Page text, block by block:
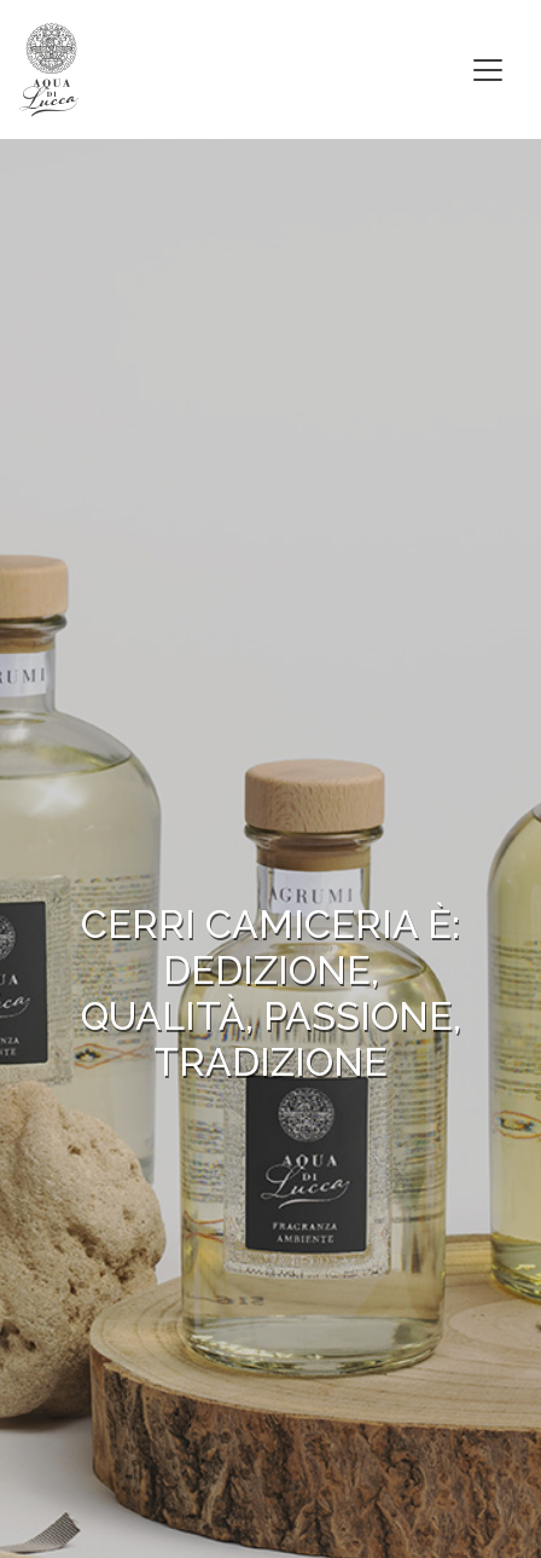
CERRI CAMICERIA È:
DEDIZIONE,
QUALITÀ, PASSIONE,
TRADIZIONE